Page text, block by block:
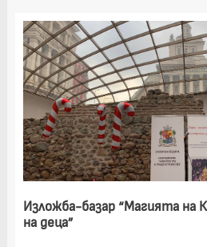
Изложба-базар “Магията на
на деца”